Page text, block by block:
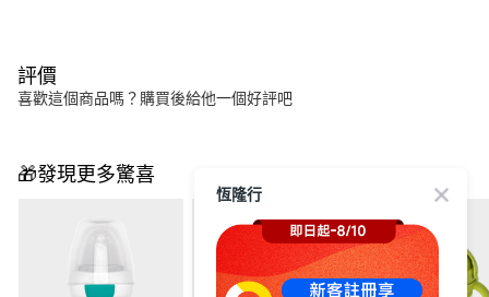
評價
喜歡這個商品嗎？購買後給他一個好評吧
🎁發現更多驚喜
恆隆行